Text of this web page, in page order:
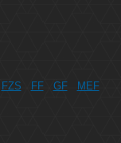
FZS FF GF
MEF